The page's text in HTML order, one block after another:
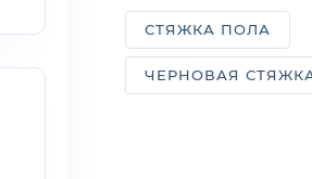
Цементно
Полусухая
СТЯЖКА ПОЛА
ЧЕРНОВАЯ